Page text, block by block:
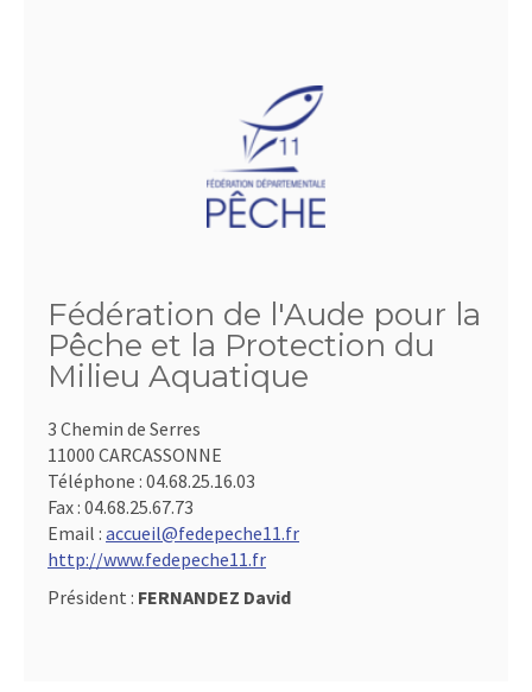
Fédération de l'Aude pour la
Pêche et la Protection du
Milieu Aquatique
3 Chemin de Serres
11000 CARCASSONNE
Téléphone : 04.68.25.16.03
Fax : 04.68.25.67.73
Email : accueil@fedepeche11.fr
http://www.fedepeche11.fr
Président : FERNANDEZ David